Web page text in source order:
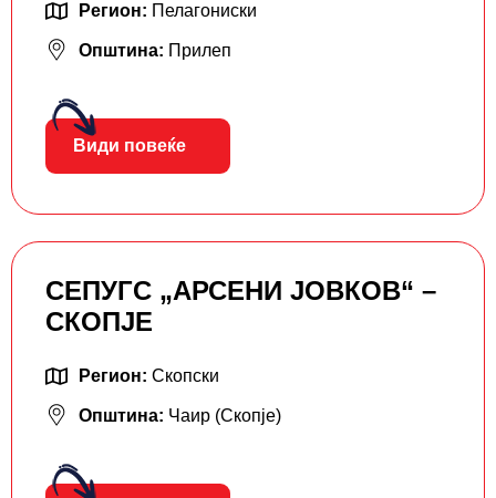
Регион: Пелагониски
Општина: Прилеп
Види повеќе
СЕПУГС „АРСЕНИ ЈОВКОВ“ –
СКОПЈЕ
Регион: Скопски
Општина: Чаир (Скопје)